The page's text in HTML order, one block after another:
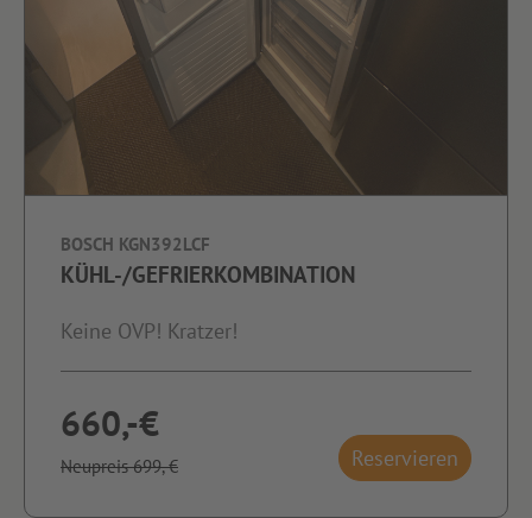
BOSCH KGN392LCF
KÜHL-/GEFRIERKOMBINATION
Keine OVP! Kratzer!
660,-€
Neupreis 699,-€ Reservieren